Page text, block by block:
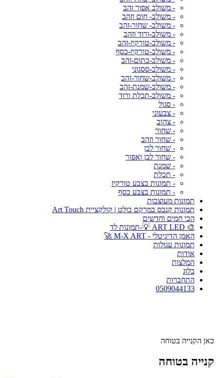
- משולב אפור זהב
- משולב- חום וזהב
- משולב- שחור-זהב
- משולב-ורוד וזהב
- משולב-טורקיז-זהב
- משולב-טורקיז-כסף
- משולב-כתום-זהב
- משולב-ססגוני
- משולב-שחור-זהב
- משולב-שמנת-זהב
- משולב-תכלת ורוד
- סגול
- צבעוני
- צהוב
- שחור
- שחור וזהב
- שחור לבן
- שחור לבן ואפור
- שמנת
- תכלת
- תמונות בצבע טורקיז
- תמונות בצבע כסף
תמונות מעוצבות
תמונות קנבס במרקם בולט | קולקציית Art Touch
הכי חמים וחדשים
🎨 ART LED 💡-תמונות לד
האמן הדיגיטלי - M-X ART 🚀
תמונות עגולות
אודות
המלצות
בלוג
התחברות
0509044133
כאן הקנייה בטוחה
קנייה בטוחה